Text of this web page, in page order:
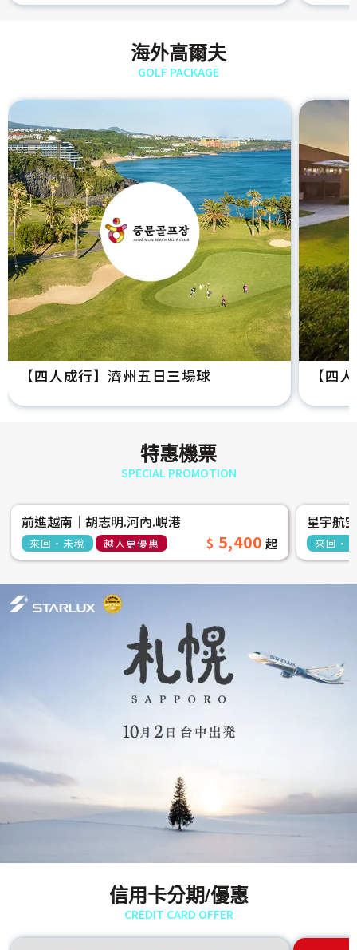
海外高爾夫
GOLF PACKAGE
【四人成行】濟州五日三場球 【四
特惠機票
SPECIAL PROMOTION
前進越南│胡志明.河內.峴港
來回‧未稅 越人更優惠 5,400
星宇航
來回‧
信用卡分期/優惠
CREDIT CARD OFFER